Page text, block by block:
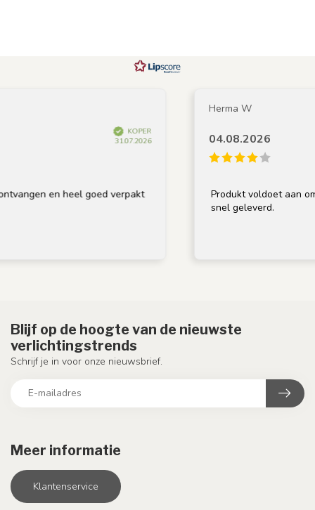
KOPER
31.07.2026
en heel goed verpakt
Herma W
04.08.2026
Produkt voldoet aan
snel geleverd.
Meer informatie
Klantenservice
Blijf op de hoogte van de nieuwste
verlichtingstrends
Schrijf je in voor onze nieuwsbrief.